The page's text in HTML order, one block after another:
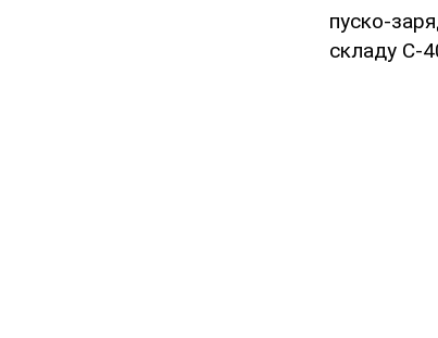
пуско-
складу С-